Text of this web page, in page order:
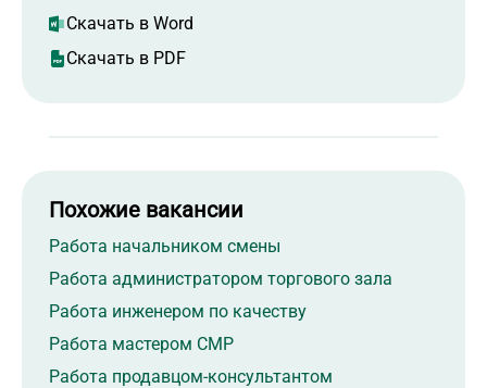
Скачать в Word
Скачать в PDF
Похожие вакансии
Работа начальником смены
Работа администратором торгового зала
Работа инженером по качеству
Работа мастером СМР
Работа продавцом-консультантом